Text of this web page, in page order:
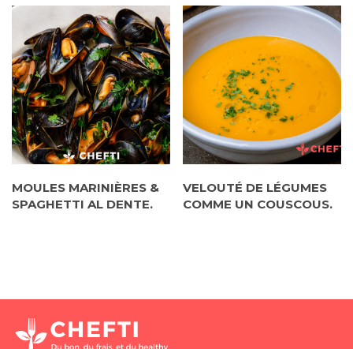
MOULES MARINIÈRES &
SPAGHETTI AL DENTE.
VELOUTÉ DE LÉGUMES
COMME UN COUSCOUS.